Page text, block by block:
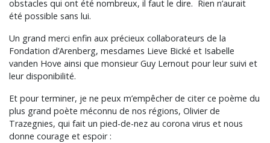
obstacles qui ont été nombreux, il faut le dire. Rien n’aurait
été possible sans lui.
Un grand merci enfin aux précieux collaborateurs de la
Fondation d’Arenberg, mesdames Lieve Bické et Isabelle
vanden Hove ainsi que monsieur Guy Lernout pour leur suivi et
leur disponibilité.
Et pour terminer, je ne peux m’empêcher de citer ce poème du
plus grand poète méconnu de nos régions, Olivier de
Trazegnies, qui fait un pied-de-nez au corona virus et nous
donne courage et espoir :